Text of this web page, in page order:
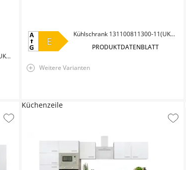
Kühlschrank 131100811300-11(UKS110-11)
Weitere Varianten
E
Kühlschrank 131100811300-11(UKS110-11)
PRODUKTDATENBLATT
Küchenzeile